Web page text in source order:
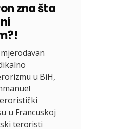
zna šta
u BiH,
u Francuskoj
teroristi